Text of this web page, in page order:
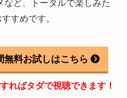
など、トータルで楽しみた
すめです。
無料お試しはこちら
ればタダで視聴できます！